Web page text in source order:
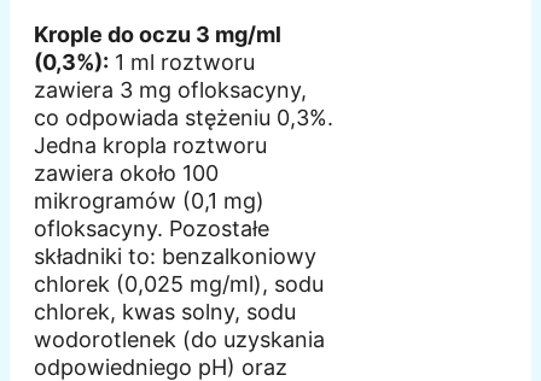
Krople do oczu 3 mg/ml
(0,3%): 1 ml roztworu
zawiera 3 mg ofloksacyny,
co odpowiada stężeniu 0,3%.
Jedna kropla roztworu
zawiera około 100
mikrogramów (0,1 mg)
ofloksacyny. Pozostałe
składniki to: benzalkoniowy
chlorek (0,025 mg/ml), sodu
chlorek, kwas solny, sodu
wodorotlenek (do uzyskania
odpowiedniego pH) oraz